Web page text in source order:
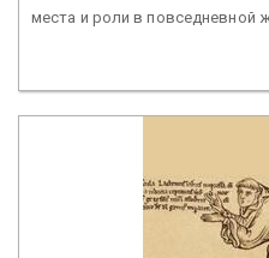
места и роли в повседневной